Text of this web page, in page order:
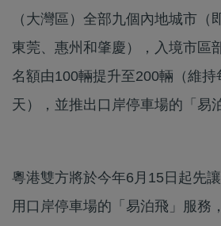
（大灣區）全部九個內地城市（
東莞、惠州和肇慶），入境市區
名額由100輛提升至200輛（維持
天），並推出口岸停車場的「易
粵港雙方將於今年6月15日起先
用口岸停車場的「易泊飛」服務